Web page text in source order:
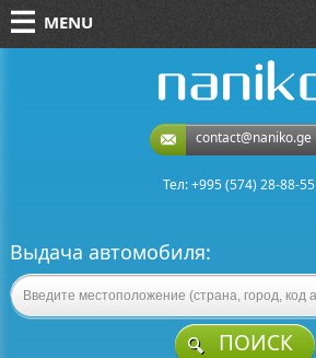
MENU
contact@naniko.ge
Тел: +995 (574) 28-88-55
Выдача автомобиля:
ПОИСК